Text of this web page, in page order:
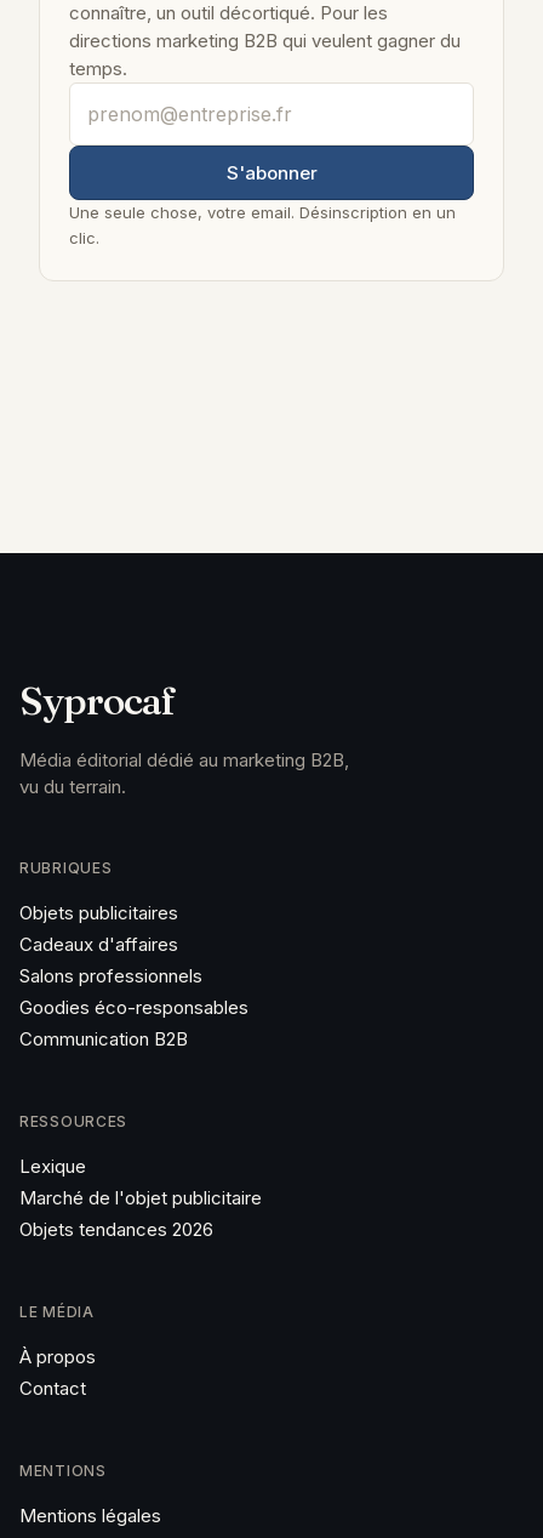
connaître, un outil décortiqué. Pour les
directions marketing B2B qui veulent gagner du
temps.
S'abonner
Une seule chose, votre email. Désinscription en un
clic.
Syprocaf
Média éditorial dédié au marketing B2B,
vu du terrain.
RUBRIQUES
Objets publicitaires
Cadeaux d'affaires
Salons professionnels
Goodies éco-responsables
Communication B2B
RESSOURCES
Lexique
Marché de l'objet publicitaire
Objets tendances 2026
LE MÉDIA
À propos
Contact
MENTIONS
Mentions légales